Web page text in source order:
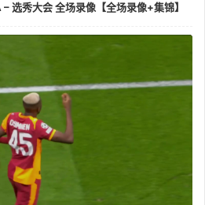
选秀大会 全场录像【全场录像+集锦】